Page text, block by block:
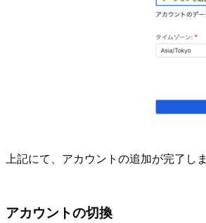
上記にて、アカウントの追加が完了しま
アカウントの切換